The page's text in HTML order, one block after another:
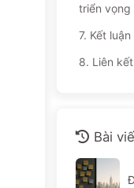
triển
7. Kết luận
8. Liên
Bài